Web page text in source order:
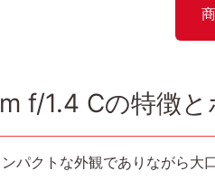
f/1.4 Cの特徴と
パクトな外観でありながら大